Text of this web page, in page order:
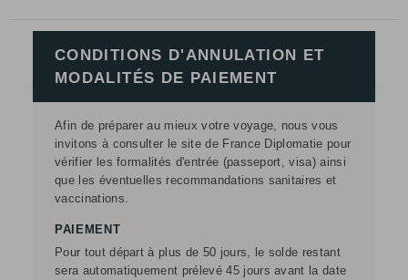
CONDITIONS D'ANNULATION ET
MODALITÉS DE PAIEMENT
Afin de préparer au mieux votre voyage, nous vous
invitons à consulter le site de France Diplomatie pour
vérifier les formalités d'entrée (passeport, visa) ainsi
que les éventuelles recommandations sanitaires et
vaccinations.
PAIEMENT
Pour tout départ à plus de 50 jours, le solde restant
sera automatiquement prélevé 45 jours avant la date